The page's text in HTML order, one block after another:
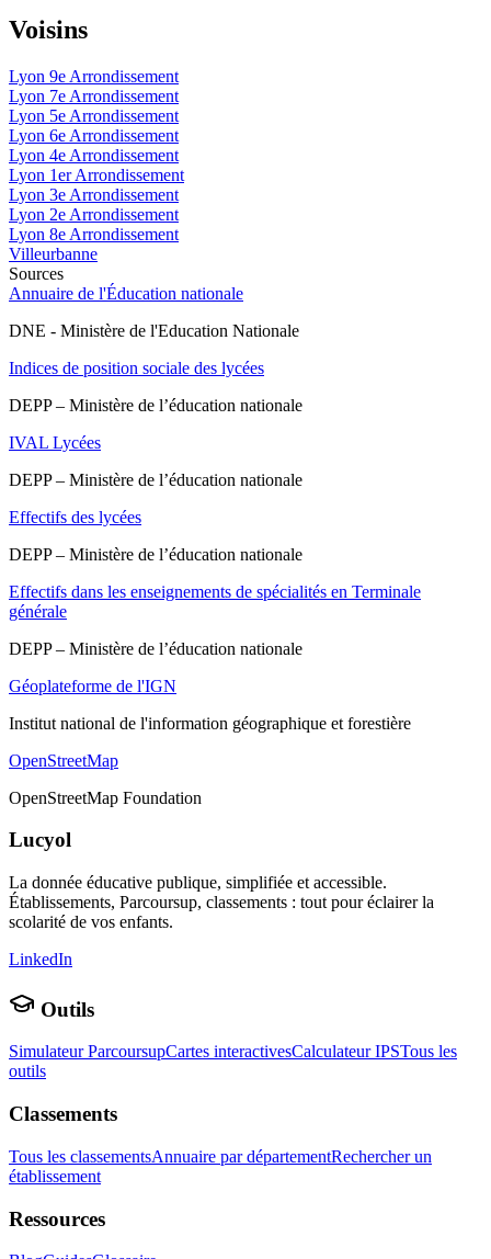
Voisins
Lyon 9e Arrondissement
Lyon 7e Arrondissement
Lyon 5e Arrondissement
Lyon 6e Arrondissement
Lyon 4e Arrondissement
Lyon 1er Arrondissement
Lyon 3e Arrondissement
Lyon 2e Arrondissement
Lyon 8e Arrondissement
Villeurbanne
Sources
Annuaire de l'Éducation nationale
DNE - Ministère de l'Education Nationale
Indices de position sociale des lycées
DEPP – Ministère de l’éducation nationale
IVAL Lycées
DEPP – Ministère de l’éducation nationale
Effectifs des lycées
DEPP – Ministère de l’éducation nationale
Effectifs dans les enseignements de spécialités en Terminale
générale
DEPP – Ministère de l’éducation nationale
Géoplateforme de l'IGN
Institut national de l'information géographique et forestière
OpenStreetMap
OpenStreetMap Foundation
Lucyol
La donnée éducative publique, simplifiée et accessible.
Établissements, Parcoursup, classements : tout pour éclairer la
scolarité de vos enfants.
LinkedIn
Outils
Simulateur ParcoursupCartes interactivesCalculateur IPSTous les
outils
Classements
Tous les classementsAnnuaire par départementRechercher un
établissement
Ressources